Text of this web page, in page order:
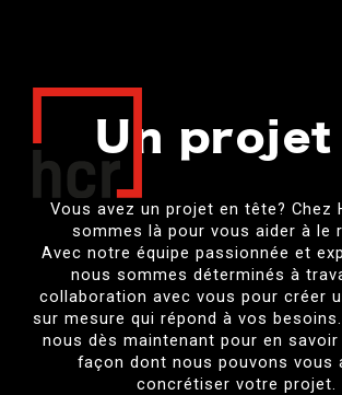
Un projet
Vous avez un projet en tête? Chez
sommes là pour vous aider à le
Avec notre équipe passionnée et
nous sommes déterminés à
collaboration avec vous pour créer
sur mesure qui répond à vos
nous dès maintenant pour en
façon dont nous pouvons vous
concrétiser votre projet.